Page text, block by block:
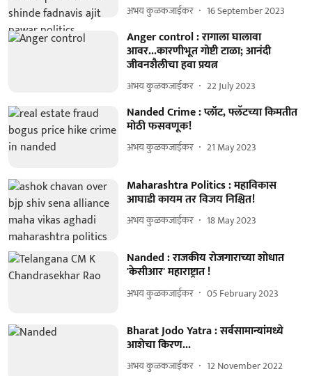
अभय कुळकजाईकर 16 September 2023
Anger control : रागाला घालावा
आवर...कारणीभूत गोष्टी टाळा; आनंदी
जीवनशैलीचा हवा प्रयत्न
अभय कुळकजाईकर 22 July 2023
Nanded Crime : प्लॉट, फ्लॅटच्या किमतीत
मोठी फसवणूक!
अभय कुळकजाईकर 21 May 2023
Maharashtra Politics : महाविकास
आघाडी कायम तर विजय निश्चित!
अभय कुळकजाईकर 18 May 2023
Nanded : राजकीय रोजगाराच्या शोधात
'केसीआर' महाराष्ट्रात !
अभय कुळकजाईकर 05 February 2023
Bharat Jodo Yatra : सर्वसामान्यांमध्ये
आशेचा किरण...
अभय कुळकजाईकर 12 November 2022